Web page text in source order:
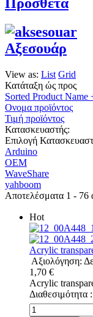
Aξεσουάρ
View as: List Grid
Κατάταξη ώς προς
Sorted Product Name
Ονομα προϊόντος
Τιμή προϊόντος
Κατασκευαστής:
Επιλογή
Arduino
OEM
WaveShare
yahboom
Αποτελέσματα 1 - 76
Hot
Acrylic
Αξιολόγηση:
1,70 €
Acrylic
Διαθεσιμότητα :